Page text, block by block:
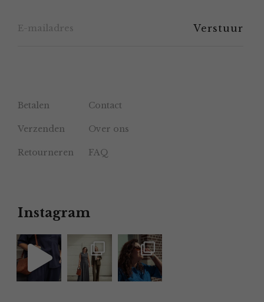
Betalen Contact
Verzenden Over ons
Retourneren FAQ
Instagram